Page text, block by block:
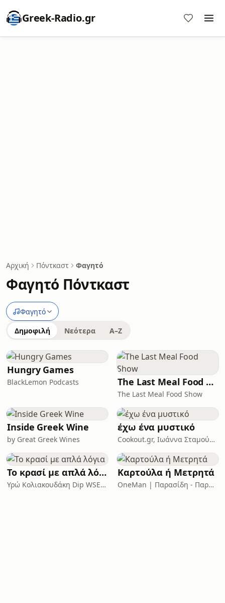
Greek-Radio.gr
Αρχική Πόντκαστ Φαγητό
Φαγητό Πόντκαστ
Φαγητό
Δημοφιλή Νεότερα A–Z
Hungry Games
BlackLemon Podcasts The Last Meal Food Show
The Last Meal Food Show
Inside Greek Wine
by Great Greek Wines
έχω ένα μυστικό
Cookout.gr, Ιωάννα Σταμούλου
Το κρασί με απλά λόγια
Υρώ Κολιακουδάκη Dip WSET και Παναγιώτης Ορφανίδης
Καρτούλα ή Μετρητά
OneMan | Παρασίδη - Παρασκευούδη